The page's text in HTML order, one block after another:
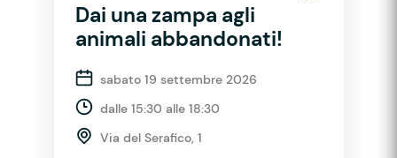
Dai una zampa agli
animali abbandonati!
sabato 19 settembre 2026
dalle 15:30 alle 18:30
Via del Serafico, 1